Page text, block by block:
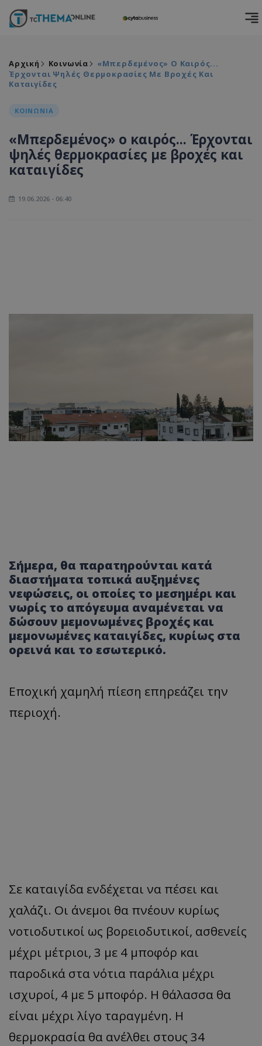
Αρχική Κοινωνία
«Μπερδεμένος» Ο Καιρός...
Έρχονται Ψηλές Θερμοκρασίες Με Βροχές Και
Καταιγίδες
ΚΟΙΝΩΝΙΑ
«Μπερδεμένος» ο καιρός... Έρχονται
ψηλές θερμοκρασίες με βροχές και
καταιγίδες
19.06.2026 - 06:40
Σήμερα, θα παρατηρούνται κατά
διαστήματα τοπικά αυξημένες
νεφώσεις, οι οποίες το μεσημέρι και
νωρίς το απόγευμα αναμένεται να
δώσουν μεμονωμένες βροχές και
μεμονωμένες καταιγίδες, κυρίως στα
ορεινά και το εσωτερικό.
Εποχική χαμηλή πίεση επηρεάζει την
περιοχή.
Σε καταιγίδα ενδέχεται να πέσει και
χαλάζι. Οι άνεμοι θα πνέουν κυρίως
νοτιοδυτικοί ως βορειοδυτικοί, ασθενείς
μέχρι μέτριοι, 3 με 4 μποφόρ και
παροδικά στα νότια παράλια μέχρι
ισχυροί, 4 με 5 μποφόρ. Η θάλασσα θα
είναι μέχρι λίγο ταραγμένη. Η
θερμοκρασία θα ανέλθει στους 34